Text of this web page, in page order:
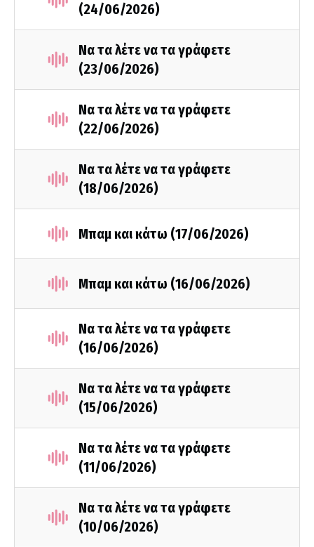
(24/06/2026)
Να τα λέτε να τα γράφετε
(23/06/2026)
Να τα λέτε να τα γράφετε
(22/06/2026)
Να τα λέτε να τα γράφετε
(18/06/2026)
Μπαμ και κάτω (17/06/2026)
Μπαμ και κάτω (16/06/2026)
Να τα λέτε να τα γράφετε
(16/06/2026)
Να τα λέτε να τα γράφετε
(15/06/2026)
Να τα λέτε να τα γράφετε
(11/06/2026)
Να τα λέτε να τα γράφετε
(10/06/2026)